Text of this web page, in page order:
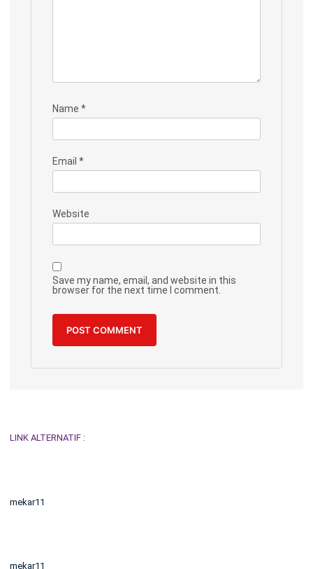
Name *
Email *
Website
Save my name, email, and website in this
browser for the next time I comment.
LINK ALTERNATIF :
mekar11
mekar11